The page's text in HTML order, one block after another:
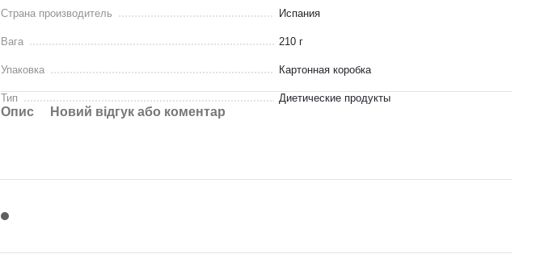
Страна производитель Испания
Вага 210 г
Упаковка Картонная коробка
Тип Диетические продукты
Опис Новий відгук або коментар